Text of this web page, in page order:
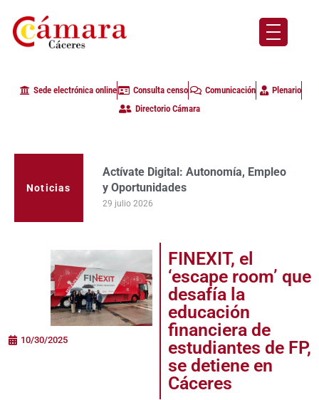
Sede electrónica online Consulta censo Comunicación
Plenario
Directorio Cámara
Noticias
Actívate Digital: Autonomía, Empleo
y Oportunidades
29 julio 2026
La Cámara de Comercio de Cáceres
clausura con alta participación de
empresas en la primera edición del
23 julio 2026
10/30/2025
FINEXIT, el
‘escape room’ que
desafía la
educación
financiera de
estudiantes de FP,
se detiene en
Cáceres